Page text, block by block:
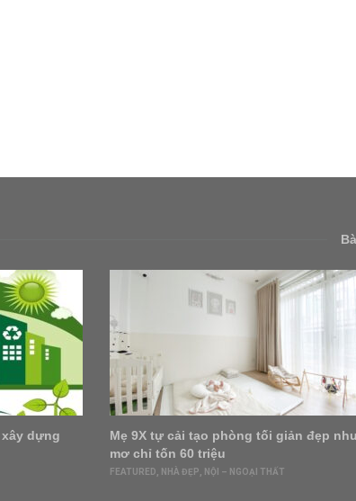
dựng
Mẹ 9X tự cải tạo phòng tối giản đẹp
mơ chỉ tốn 60 triệu
FEATURED NHÀ ĐẸP NỘI – NGOẠI THẤT